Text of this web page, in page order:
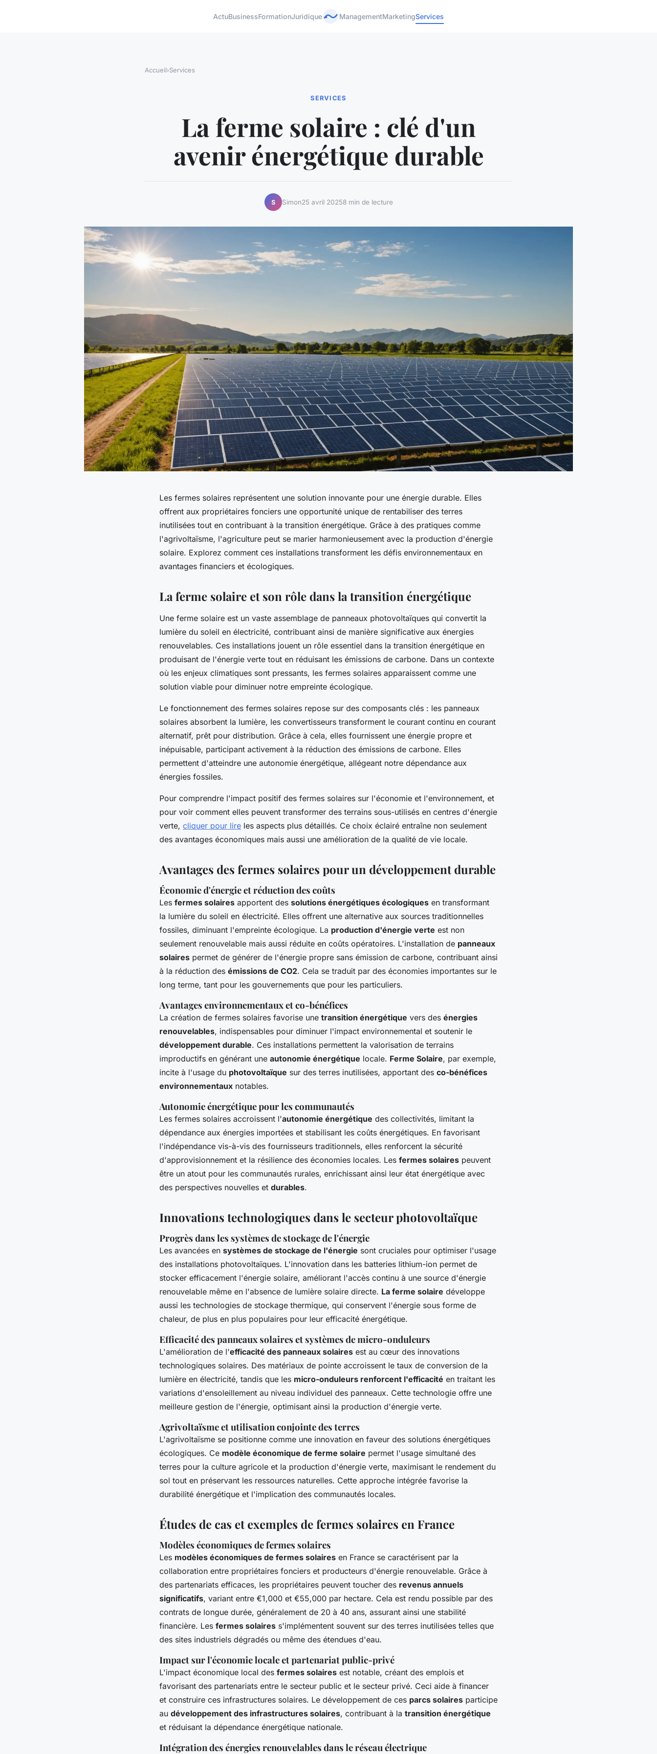
ActuBusinessFormationJuridique ManagementMarketingServices
Accueil›Services
SERVICES
La ferme solaire : clé d'un
avenir énergétique durable
S Simon25 avril 20258 min de lecture
Les fermes solaires représentent une solution innovante pour une énergie durable. Elles
offrent aux propriétaires fonciers une opportunité unique de rentabiliser des terres
inutilisées tout en contribuant à la transition énergétique. Grâce à des pratiques comme
l'agrivoltaïsme, l'agriculture peut se marier harmonieusement avec la production d'énergie
solaire. Explorez comment ces installations transforment les défis environnementaux en
avantages financiers et écologiques.
La ferme solaire et son rôle dans la transition énergétique
Une ferme solaire est un vaste assemblage de panneaux photovoltaïques qui convertit la
lumière du soleil en électricité, contribuant ainsi de manière significative aux énergies
renouvelables. Ces installations jouent un rôle essentiel dans la transition énergétique en
produisant de l'énergie verte tout en réduisant les émissions de carbone. Dans un contexte
où les enjeux climatiques sont pressants, les fermes solaires apparaissent comme une
solution viable pour diminuer notre empreinte écologique.
Le fonctionnement des fermes solaires repose sur des composants clés : les panneaux
solaires absorbent la lumière, les convertisseurs transforment le courant continu en courant
alternatif, prêt pour distribution. Grâce à cela, elles fournissent une énergie propre et
inépuisable, participant activement à la réduction des émissions de carbone. Elles
permettent d'atteindre une autonomie énergétique, allégeant notre dépendance aux
énergies fossiles.
Pour comprendre l'impact positif des fermes solaires sur l'économie et l'environnement, et
pour voir comment elles peuvent transformer des terrains sous-utilisés en centres d'énergie
verte, cliquer pour lire les aspects plus détaillés. Ce choix éclairé entraîne non seulement
des avantages économiques mais aussi une amélioration de la qualité de vie locale.
Avantages des fermes solaires pour un développement durable
Économie d'énergie et réduction des coûts
Les fermes solaires apportent des solutions énergétiques écologiques en transformant
la lumière du soleil en électricité. Elles offrent une alternative aux sources traditionnelles
fossiles, diminuant l'empreinte écologique. La production d'énergie verte est non
seulement renouvelable mais aussi réduite en coûts opératoires. L'installation de panneaux
solaires permet de générer de l'énergie propre sans émission de carbone, contribuant ainsi
à la réduction des émissions de CO2. Cela se traduit par des économies importantes sur le
long terme, tant pour les gouvernements que pour les particuliers.
Avantages environnementaux et co-bénéfices
La création de fermes solaires favorise une transition énergétique vers des énergies
renouvelables, indispensables pour diminuer l'impact environnemental et soutenir le
développement durable. Ces installations permettent la valorisation de terrains
improductifs en générant une autonomie énergétique locale. Ferme Solaire, par exemple,
incite à l'usage du photovoltaïque sur des terres inutilisées, apportant des co-bénéfices
environnementaux notables.
Autonomie énergétique pour les communautés
Les fermes solaires accroissent l'autonomie énergétique des collectivités, limitant la
dépendance aux énergies importées et stabilisant les coûts énergétiques. En favorisant
l'indépendance vis-à-vis des fournisseurs traditionnels, elles renforcent la sécurité
d'approvisionnement et la résilience des économies locales. Les fermes solaires peuvent
être un atout pour les communautés rurales, enrichissant ainsi leur état énergétique avec
des perspectives nouvelles et durables.
Innovations technologiques dans le secteur photovoltaïque
Progrès dans les systèmes de stockage de l'énergie
Les avancées en systèmes de stockage de l'énergie sont cruciales pour optimiser l'usage
des installations photovoltaïques. L'innovation dans les batteries lithium-ion permet de
stocker efficacement l'énergie solaire, améliorant l'accès continu à une source d'énergie
renouvelable même en l'absence de lumière solaire directe. La ferme solaire développe
aussi les technologies de stockage thermique, qui conservent l'énergie sous forme de
chaleur, de plus en plus populaires pour leur efficacité énergétique.
Efficacité des panneaux solaires et systèmes de micro-onduleurs
L'amélioration de l'efficacité des panneaux solaires est au cœur des innovations
technologiques solaires. Des matériaux de pointe accroissent le taux de conversion de la
lumière en électricité, tandis que les micro-onduleurs renforcent l'efficacité en traitant les
variations d'ensoleillement au niveau individuel des panneaux. Cette technologie offre une
meilleure gestion de l'énergie, optimisant ainsi la production d'énergie verte.
Agrivoltaïsme et utilisation conjointe des terres
L'agrivoltaïsme se positionne comme une innovation en faveur des solutions énergétiques
écologiques. Ce modèle économique de ferme solaire permet l'usage simultané des
terres pour la culture agricole et la production d'énergie verte, maximisant le rendement du
sol tout en préservant les ressources naturelles. Cette approche intégrée favorise la
durabilité énergétique et l'implication des communautés locales.
Études de cas et exemples de fermes solaires en France
Modèles économiques de fermes solaires
Les modèles économiques de fermes solaires en France se caractérisent par la
collaboration entre propriétaires fonciers et producteurs d'énergie renouvelable. Grâce à
des partenariats efficaces, les propriétaires peuvent toucher des revenus annuels
significatifs, variant entre €1,000 et €55,000 par hectare. Cela est rendu possible par des
contrats de longue durée, généralement de 20 à 40 ans, assurant ainsi une stabilité
financière. Les fermes solaires s'implémentent souvent sur des terres inutilisées telles que
des sites industriels dégradés ou même des étendues d'eau.
Impact sur l'économie locale et partenariat public-privé
L'impact économique local des fermes solaires est notable, créant des emplois et
favorisant des partenariats entre le secteur public et le secteur privé. Ceci aide à financer
et construire ces infrastructures solaires. Le développement de ces parcs solaires participe
au développement des infrastructures solaires, contribuant à la transition énergétique
et réduisant la dépendance énergétique nationale.
Intégration des énergies renouvelables dans le réseau électrique